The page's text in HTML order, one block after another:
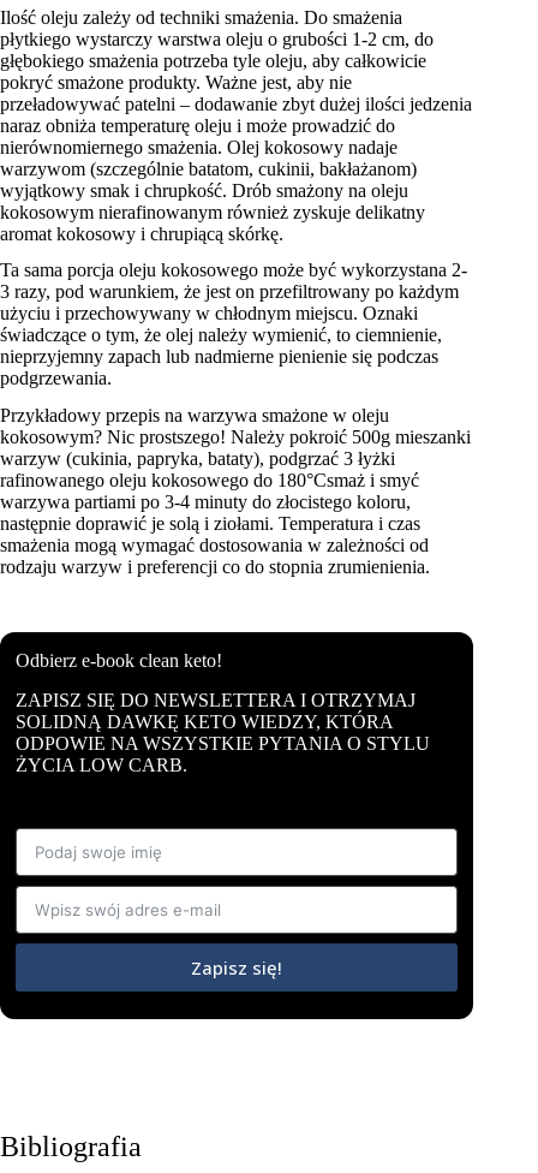
Ilość oleju zależy od techniki smażenia. Do smażenia
płytkiego wystarczy warstwa oleju o grubości 1-2 cm, do
głębokiego smażenia potrzeba tyle oleju, aby całkowicie
pokryć smażone produkty. Ważne jest, aby nie
przeładowywać patelni – dodawanie zbyt dużej ilości jedzenia
naraz obniża temperaturę oleju i może prowadzić do
nierównomiernego smażenia. Olej kokosowy nadaje
warzywom (szczególnie batatom, cukinii, bakłażanom)
wyjątkowy smak i chrupkość. Drób smażony na oleju
kokosowym nierafinowanym również zyskuje delikatny
aromat kokosowy i chrupiącą skórkę.
Ta sama porcja oleju kokosowego może być wykorzystana 2-
3 razy, pod warunkiem, że jest on przefiltrowany po każdym
użyciu i przechowywany w chłodnym miejscu. Oznaki
świadczące o tym, że olej należy wymienić, to ciemnienie,
nieprzyjemny zapach lub nadmierne pienienie się podczas
podgrzewania.
Przykładowy przepis na warzywa smażone w oleju
kokosowym? Nic prostszego! Należy pokroić 500g mieszanki
warzyw (cukinia, papryka, bataty), podgrzać 3 łyżki
rafinowanego oleju kokosowego do 180°Csmaż i smyć
warzywa partiami po 3-4 minuty do złocistego koloru,
następnie doprawić je solą i ziołami. Temperatura i czas
smażenia mogą wymagać dostosowania w zależności od
rodzaju warzyw i preferencji co do stopnia zrumienienia.
Odbierz e-book clean keto!
ZAPISZ SIĘ DO NEWSLETTERA I OTRZYMAJ
SOLIDNĄ DAWKĘ KETO WIEDZY, KTÓRA
ODPOWIE NA WSZYSTKIE PYTANIA O STYLU
ŻYCIA LOW CARB.
Zapisz się!
Bibliografia